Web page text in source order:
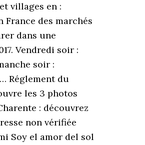
villages en :
des marchés
dans une
Vendredi soir :
soir :
Réglement du
les 3 photos
: découvrez
non vérifiée
Soy el amor del sol